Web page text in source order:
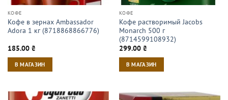
КОФЕ
Кофе в зернах Ambassador
Adora 1 кг (8718868866776)
185.00 ₴
В МАГАЗИН
КОФЕ
Кофе растворимый Jacobs
Monarch 500 г
(8714599108932)
299.00 ₴
В МАГАЗИН